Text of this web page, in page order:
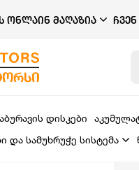
ᲝᲜᲚᲐᲘᲜ ᲛᲐᲦᲐᲖᲘᲐ ᲩᲕᲔᲜ
დისკები
და სამუხრუჭე სისტემა